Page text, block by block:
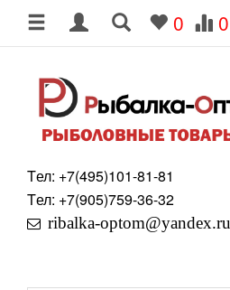
0 0
Tел: +7(495)101-81-81
Tел: +7(905)759-36-32
ribalka-optom@yandex.ru